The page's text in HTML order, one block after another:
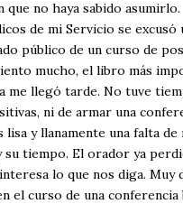
no haya sabido asumirlo.
de mi Servicio se excusó
público de un curso de
mucho, el libro más
me llegó tarde. No tuve
ni de armar una
lisa y llanamente una falta
tiempo. El orador ya
lo que nos diga. Muy
el curso de una conferencia